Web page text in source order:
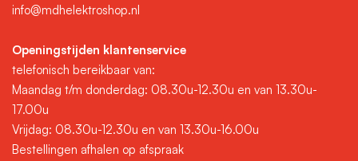
info@mdhelektroshop.nl
Openingstijden klantenservice
telefonisch bereikbaar van:
Maandag t/m donderdag: 08.30u-12.30u en van 13.30u-
17.00u
Vrijdag: 08.30u-12.30u en van 13.30u-16.00u
Bestellingen afhalen op afspraak